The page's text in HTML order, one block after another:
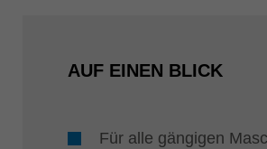
AUF EINEN BLICK
Für alle gängigen